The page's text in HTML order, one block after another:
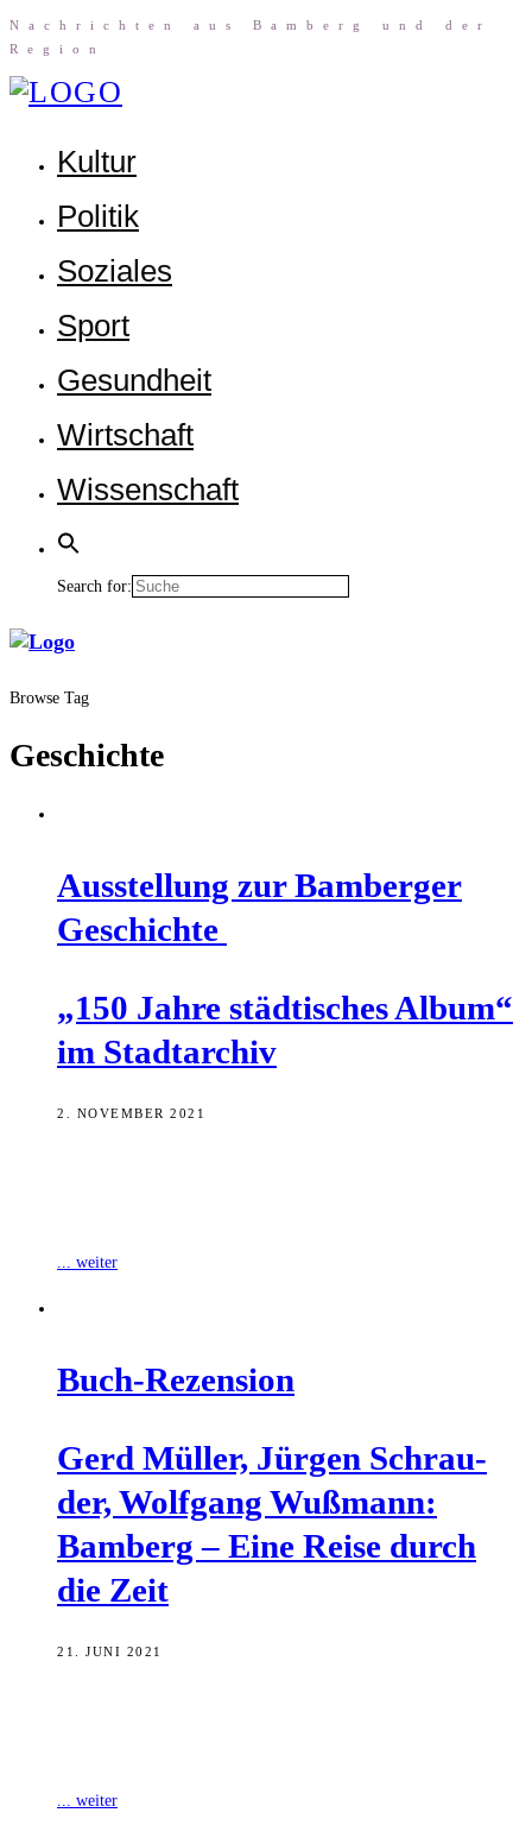
Nach­rich­ten aus Bam­berg und der
Region
Kul­tur
Poli­tik
Sozia­les
Sport
Gesund­heit
Wirt­schaft
Wis­sen­schaft
Search for:
Browse Tag
Geschichte
Aus­stel­lung zur Bam­ber­ger
Geschichte
„150 Jah­re städ­ti­sches Album“
im Stadtarchiv
2. NOVEMBER 2021
... weiter
Buch-Rezen­si­on
Gerd Mül­ler, Jür­gen Schrau­
der, Wolf­gang Wuß­mann:
Bam­berg – Eine Rei­se durch
die Zeit
21. JUNI 2021
... weiter